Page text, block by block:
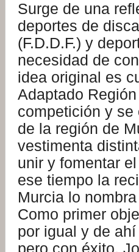
Surge de una
deportes de
(F.D.D.F.) y
necesidad de
idea original es
Adaptado
competición y se
de la región de
vestimenta
unir y fomentar
ese tiempo la
Murcia lo
Como primer
por igual y de
pero con éxito,